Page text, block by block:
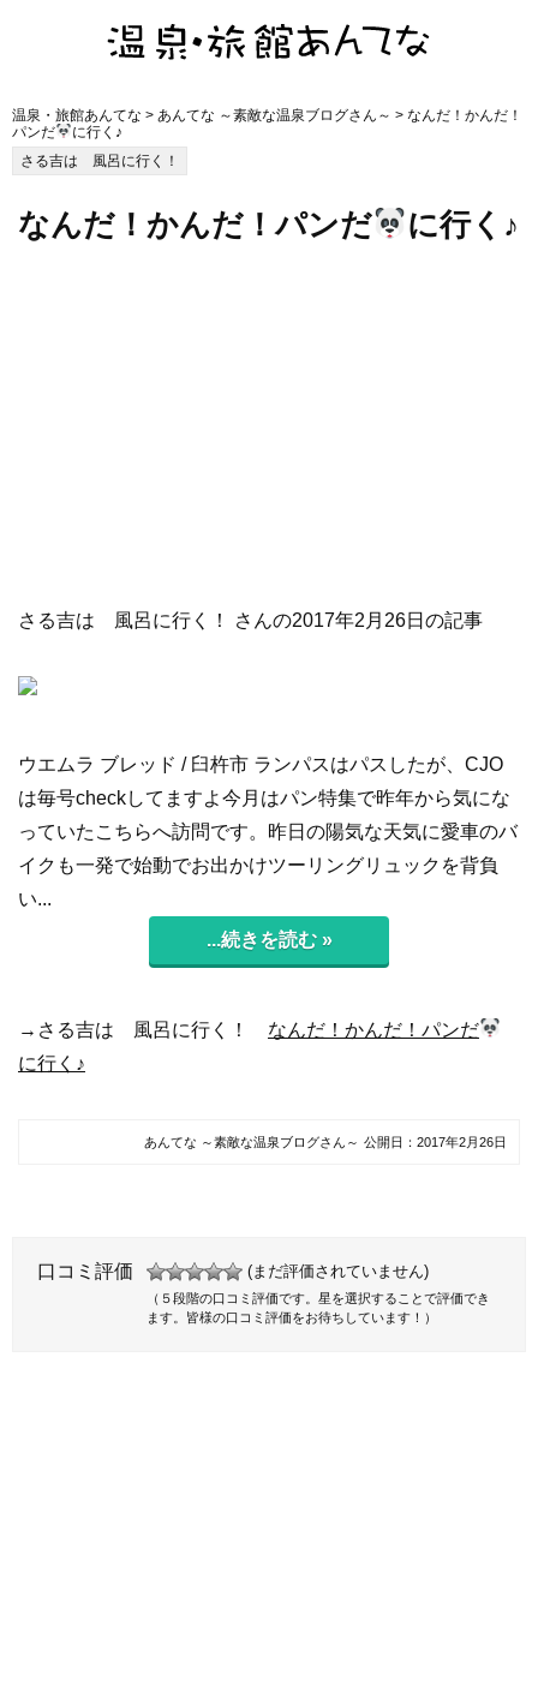
温泉・旅館あんてな > あんてな ～素敵な温泉ブログさん～ > なんだ！かんだ！
パンだ
に行く♪
さる吉は 風呂に行く！
なんだ！かんだ！パンだ に行く♪
さる吉は 風呂に行く！ さんの2017年2月26日の記事
ウエムラ ブレッド / 臼杵市 ランパスはパスしたが、CJO
は毎号checkしてますよ今月はパン特集で昨年から気にな
っていたこちらへ訪問です。昨日の陽気な天気に愛車のバ
イクも一発で始動でお出かけツーリングリュックを背負
い...
...続きを読む »
→さる吉は 風呂に行く！ なんだ！かんだ！パンだ
に行く♪
あんてな ～素敵な温泉ブログさん～ 公開日： 2017年2月26日
口コミ評価 (まだ評価されていません)
（５段階の口コミ評価です。星を選択することで評価でき
ます。皆様の口コミ評価をお待ちしています！）